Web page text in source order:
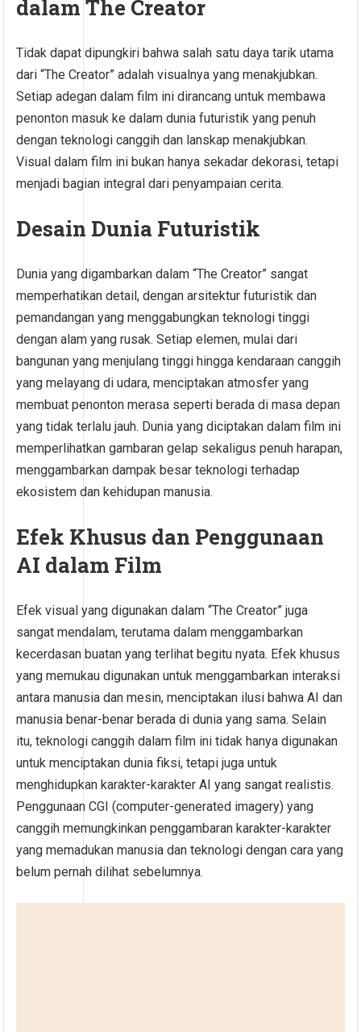
dalam The Creator
Tidak dapat dipungkiri bahwa salah satu daya tarik utama
dari “The Creator” adalah visualnya yang menakjubkan.
Setiap adegan dalam film ini dirancang untuk membawa
penonton masuk ke dalam dunia futuristik yang penuh
dengan teknologi canggih dan lanskap menakjubkan.
Visual dalam film ini bukan hanya sekadar dekorasi, tetapi
menjadi bagian integral dari penyampaian cerita.
Desain Dunia Futuristik
Dunia yang digambarkan dalam “The Creator” sangat
memperhatikan detail, dengan arsitektur futuristik dan
pemandangan yang menggabungkan teknologi tinggi
dengan alam yang rusak. Setiap elemen, mulai dari
bangunan yang menjulang tinggi hingga kendaraan canggih
yang melayang di udara, menciptakan atmosfer yang
membuat penonton merasa seperti berada di masa depan
yang tidak terlalu jauh. Dunia yang diciptakan dalam film ini
memperlihatkan gambaran gelap sekaligus penuh harapan,
menggambarkan dampak besar teknologi terhadap
ekosistem dan kehidupan manusia.
Efek Khusus dan Penggunaan
AI dalam Film
Efek visual yang digunakan dalam “The Creator” juga
sangat mendalam, terutama dalam menggambarkan
kecerdasan buatan yang terlihat begitu nyata. Efek khusus
yang memukau digunakan untuk menggambarkan interaksi
antara manusia dan mesin, menciptakan ilusi bahwa AI dan
manusia benar-benar berada di dunia yang sama. Selain
itu, teknologi canggih dalam film ini tidak hanya digunakan
untuk menciptakan dunia fiksi, tetapi juga untuk
menghidupkan karakter-karakter AI yang sangat realistis.
Penggunaan CGI (computer-generated imagery) yang
canggih memungkinkan penggambaran karakter-karakter
yang memadukan manusia dan teknologi dengan cara yang
belum pernah dilihat sebelumnya.